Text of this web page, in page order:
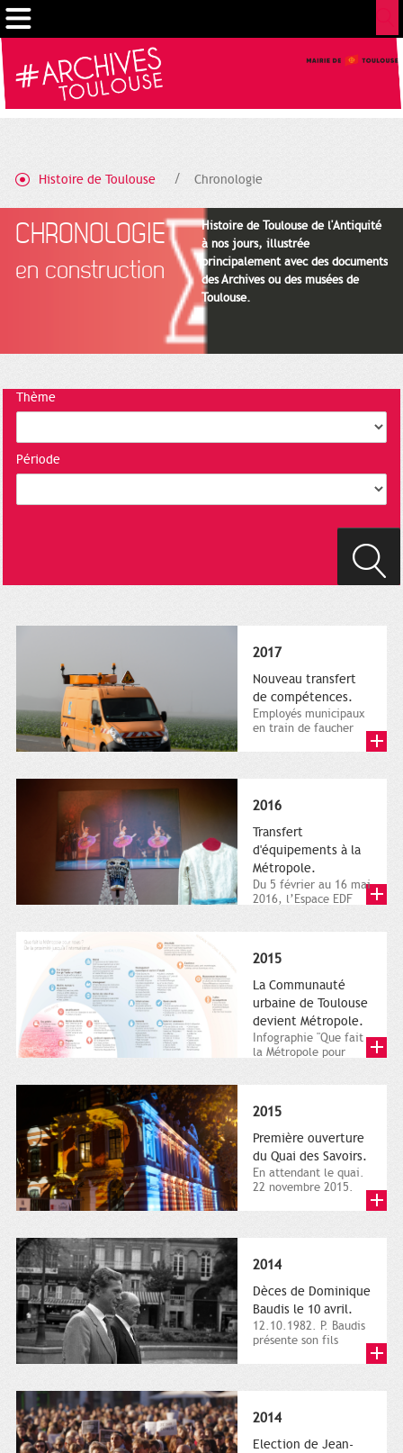
Histoire de Toulouse Chronologie
CHRONOLOGIE
en construction
Histoire de Toulouse de l'Antiquité
à nos jours, illustrée
principalement avec des documents
des Archives ou des musées de
Toulouse.
Thème
Période
2017
Nouveau transfert
de compétences.
Employés municipaux
en train de faucher
2016
Transfert
d'équipements à la
Métropole.
Du 5 février au 16 mai
2016, l’Espace EDF
2015
La Communauté
urbaine de Toulouse
devient Métropole.
Infographie "Que fait
la Métropole pour
2015
Première ouverture
du Quai des Savoirs.
En attendant le quai.
22 novembre 2015.
2014
Dèces de Dominique
Baudis le 10 avril.
12.10.1982. P. Baudis
présente son fils
2014
Election de Jean-
Cookies management panel